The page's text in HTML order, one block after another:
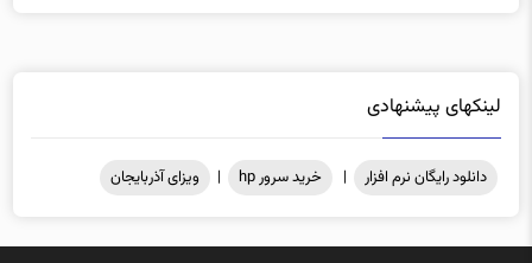
لینکهای پیشنهادی
دانلود رایگان نرم افزار | خرید سرور hp | ویزای آذربایجان